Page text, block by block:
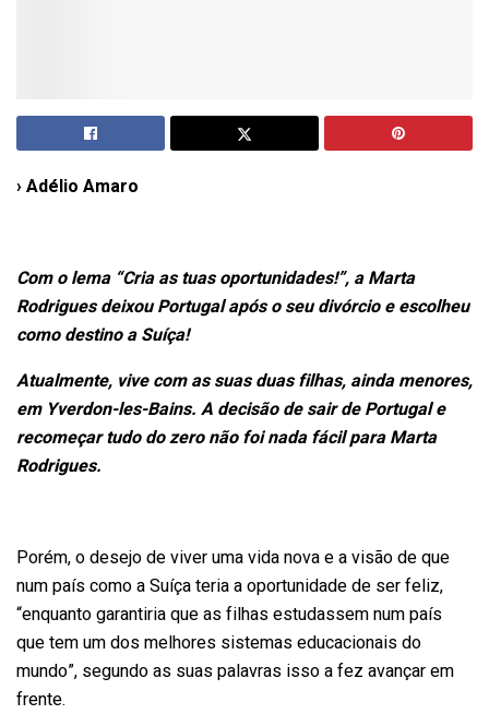
› Adélio Amaro
Com o lema “Cria as tuas oportunidades!”, a Marta
Rodrigues deixou Portugal após o seu divórcio e escolheu
como destino a Suíça!
Atualmente, vive com as suas duas filhas, ainda menores,
em Yverdon-les-Bains. A decisão de sair de Portugal e
recomeçar tudo do zero não foi nada fácil para Marta
Rodrigues.
Porém, o desejo de viver uma vida nova e a visão de que
num país como a Suíça teria a oportunidade de ser feliz,
“enquanto garantiria que as filhas estudassem num país
que tem um dos melhores sistemas educacionais do
mundo”, segundo as suas palavras isso a fez avançar em
frente.